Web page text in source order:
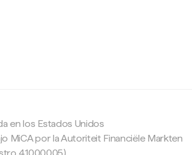
en los Estados Unidos
MiCA por la Autoriteit Financiële Markten